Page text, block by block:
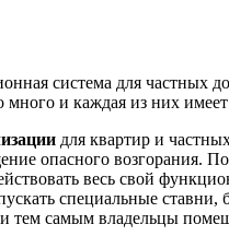
система для
много и каждая из них
для квартир и
опасного возгорания.
весь свой
специальные
и тем самым владельцы